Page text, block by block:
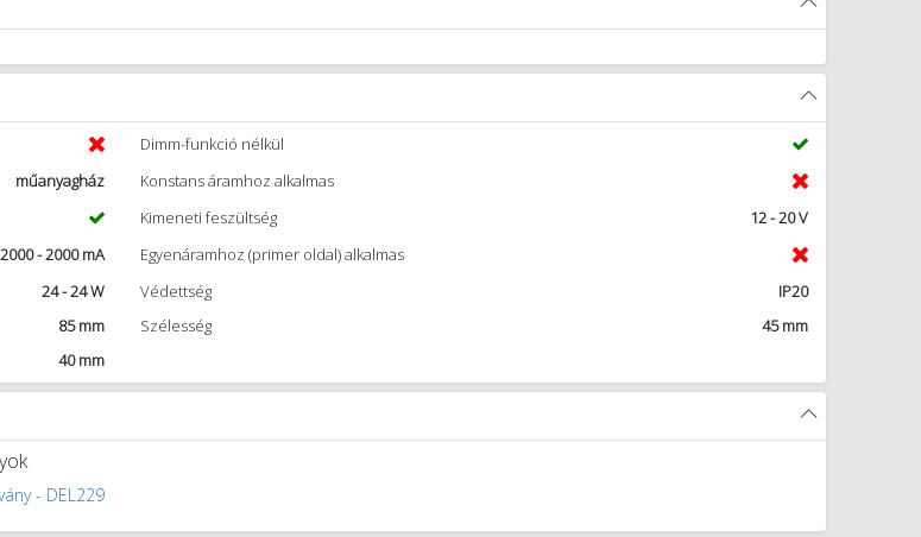
Dimm-funkció nélkül
műanyagház
Konstans áramhoz alkalmas
Kimeneti feszültség
12 - 20 V
2000 - 2000 mA
Egyenáramhoz (primer oldal) alkalmas
24 - 24 W Védettség
IP20
85 mm Szélesség
45 mm
40 mm
- DEL229